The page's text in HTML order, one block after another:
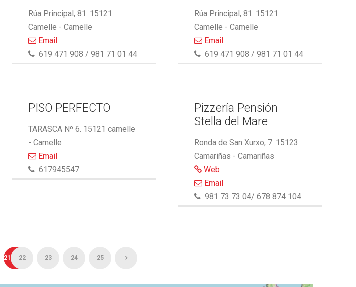
Rúa Principal, 81. 15121
Camelle - Camelle
Email
619 471 908 / 981 71 01 44
Rúa Principal, 81. 15121
Camelle - Camelle
Email
619 471 908 / 981 71 01 44
PISO PERFECTO
TARASCA Nº 6. 15121 camelle
- Camelle
Email
617945547
Pizzería Pensión
Stella del Mare
Ronda de San Xurxo, 7. 15123
Camariñas - Camariñas
Web
Email
981 73 73 04/ 678 874 104
21 22 23 24 25